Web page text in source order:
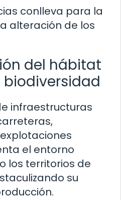
conlleva para la
alteración de los
del hábitat
infraestructuras
el entorno
los territorios de
su